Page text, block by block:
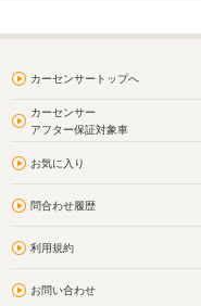
カーセンサートップへ
カーセンサー
アフター保証対象車
お気に入り
問合わせ履歴
利用規約
お問い合わせ